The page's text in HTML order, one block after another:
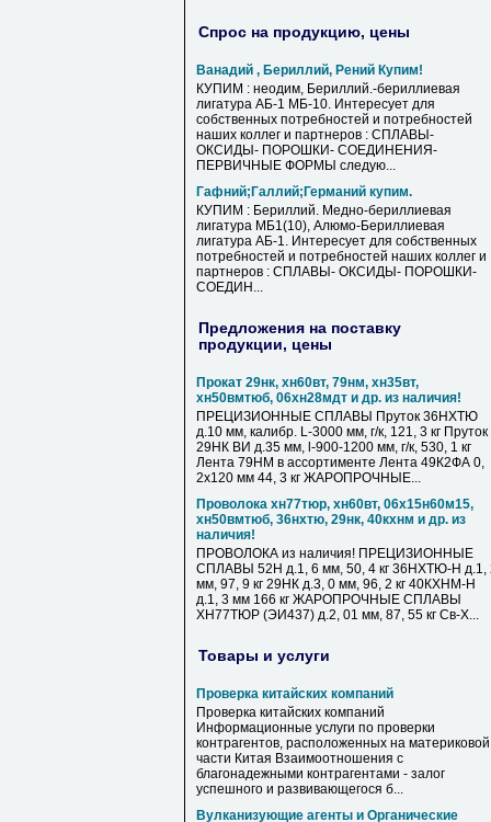
Спрос на продукцию, цены
Ванадий , Бериллий, Рений Купим!
КУПИМ : неодим, Бериллий.-бериллиевая
лигатура АБ-1 МБ-10. Интересует для
собственных потребностей и потребностей
наших коллег и партнеров : СПЛАВЫ-
ОКСИДЫ- ПОРОШКИ- СОЕДИНЕНИЯ-
ПЕРВИЧНЫЕ ФОРМЫ следую...
Гафний;Галлий;Германий купим.
КУПИМ : Бериллий. Медно-бериллиевая
лигатура МБ1(10), Алюмо-Бериллиевая
лигатура АБ-1. Интересует для собственных
потребностей и потребностей наших коллег и
партнеров : СПЛАВЫ- ОКСИДЫ- ПОРОШКИ-
СОЕДИН...
Предложения на поставку
продукции, цены
Прокат 29нк, хн60вт, 79нм, хн35вт,
хн50вмтюб, 06хн28мдт и др. из наличия!
ПРЕЦИЗИОННЫЕ СПЛАВЫ Пруток 36НХТЮ
д.10 мм, калибр. L-3000 мм, г/к, 121, 3 кг Пруток
29НК ВИ д.35 мм, l-900-1200 мм, г/к, 530, 1 кг
Лента 79НМ в ассортименте Лента 49К2ФА 0,
2х120 мм 44, 3 кг ЖАРОПРОЧНЫЕ...
Проволока хн77тюр, хн60вт, 06х15н60м15,
хн50вмтюб, 36нхтю, 29нк, 40кхнм и др. из
наличия!
ПРОВОЛОКА из наличия! ПРЕЦИЗИОННЫЕ
СПЛАВЫ 52Н д.1, 6 мм, 50, 4 кг 36НХТЮ-Н д.1,
мм, 97, 9 кг 29НК д.3, 0 мм, 96, 2 кг 40КХНМ-Н
д.1, 3 мм 166 кг ЖАРОПРОЧНЫЕ СПЛАВЫ
ХН77ТЮР (ЭИ437) д.2, 01 мм, 87, 55 кг Св-Х...
Товары и услуги
Проверка китайских компаний
Проверка китайских компаний
Информационные услуги по проверки
контрагентов, расположенных на материковой
части Китая Взаимоотношения с
благонадежными контрагентами - залог
успешного и развивающегося б...
Вулканизующие агенты и Органические